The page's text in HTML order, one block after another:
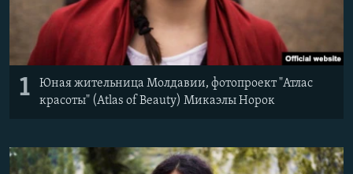
1
Юная жительница Молдавии, фотопроект "Атлас
красоты" (Atlas of Beauty) Микаэлы Норок